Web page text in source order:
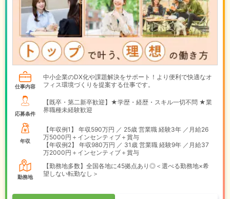
仕事内容
中小企業のDX化や課題解決をサポート！より便利で快適なオ
フィス環境づくりを提案する仕事です。
応募条件
【既卒・第二新卒歓迎】★学歴・経歴・スキル一切不問 ★業
界職種未経験歓迎
年収
【年収例1】
年収590万円 ／ 25歳 営業職 経験3年 ／月給26
万5000円＋インセンティブ＋賞与
【年収例2】
年収980万円 ／ 31歳 営業職 経験9年 ／月給37
万2000円＋インセンティブ＋賞与
勤務地
【勤務地多数】全国各地に45拠点あり◎＜選べる勤務地×希
望しない転勤なし＞